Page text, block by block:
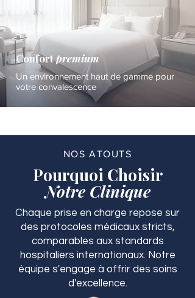
Confortpremium
Un environnement haut de gamme pour
votre convalescence
NOS ATOUTS
Pourquoi Choisir
Notre Clinique
Chaque prise en charge repose sur
des protocoles médicaux stricts,
comparables aux standards
hospitaliers internationaux. Notre
équipe s'engage à offrir des soins
d'excellence.